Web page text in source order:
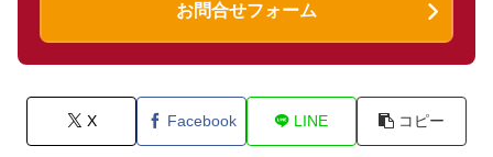
お問合せフォーム
X Facebook LINE コピー